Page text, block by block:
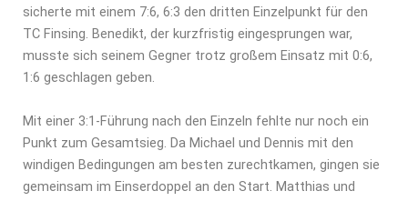
sicherte mit einem 7:6, 6:3 den dritten Einzelpunkt für den
TC Finsing. Benedikt, der kurzfristig eingesprungen war,
musste sich seinem Gegner trotz großem Einsatz mit 0:6,
1:6 geschlagen geben.
Mit einer 3:1-Führung nach den Einzeln fehlte nur noch ein
Punkt zum Gesamtsieg. Da Michael und Dennis mit den
windigen Bedingungen am besten zurechtkamen, gingen sie
gemeinsam im Einserdoppel an den Start. Matthias und